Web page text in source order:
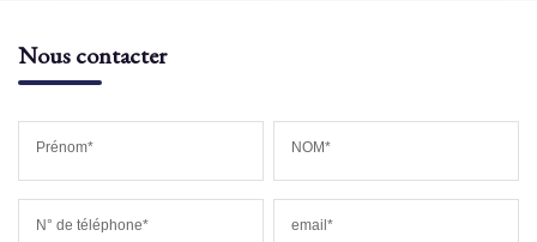
Nous contacter
Prénom* NOM*
N° de téléphone* email*